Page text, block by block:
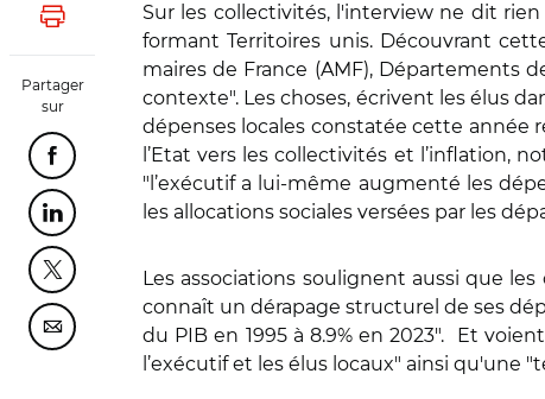
Lancer l'impression
Partager
sur
Partager cette page sur Facebook
Partager cette page sur Linkedin
Partager cette page sur Twitter
Partager cette page sur Courriel
Sur les collectivités, l'interview ne dit
formant Territoires unis. Découvrant
maires de France (AMF), Départements
contexte". Les choses, écrivent les élus
dépenses locales constatée cette année
l’Etat vers les collectivités et l’inflation,
"l’exécutif a lui-même augmenté les
les allocations sociales versées par les
Les associations soulignent aussi que
connaît un dérapage structurel de ses
du PIB en 1995 à 8.9% en 2023". Et
l’exécutif et les élus locaux" ainsi